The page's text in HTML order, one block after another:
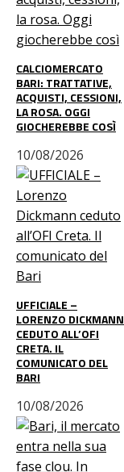
CALCIOMERCATO
BARI: TRATTATIVE,
ACQUISTI, CESSIONI,
LA ROSA. OGGI
GIOCHEREBBE COSÌ
10/08/2026
UFFICIALE –
LORENZO DICKMANN
CEDUTO ALL’OFI
CRETA. IL
COMUNICATO DEL
BARI
10/08/2026